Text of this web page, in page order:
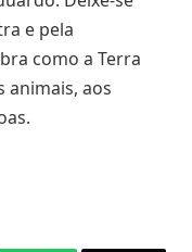
e pela
como a Terra
animais, aos